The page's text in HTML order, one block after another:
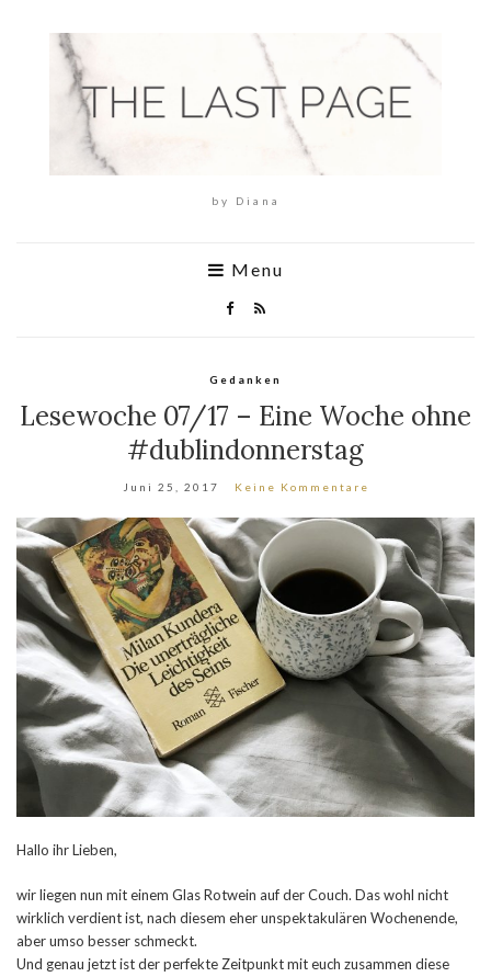
by Diana
Menu
Gedanken
Lesewoche 07/17 – Eine Woche ohne
#dublindonnerstag
Juni 25, 2017 Keine Kommentare
Hallo ihr Lieben,
wir liegen nun mit einem Glas Rotwein auf der Couch. Das wohl nicht
wirklich verdient ist, nach diesem eher unspektakulären Wochenende,
aber umso besser schmeckt.
Und genau jetzt ist der perfekte Zeitpunkt mit euch zusammen diese